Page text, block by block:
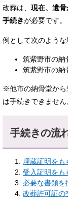
改葬は、 現在、遺
手続きが必要です。
例として次のような
筑紫野市の納
筑紫野市の納
※他市の納骨堂から
は手続きできません
手続きの流
埋蔵証明をも
受入証明をも
必要な書類を
改葬許可証の